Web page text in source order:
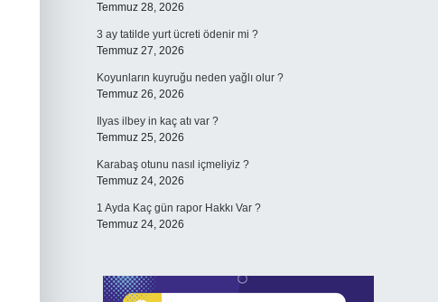
Temmuz 28, 2026
3 ay tatilde yurt ücreti ödenir mi ?
Temmuz 27, 2026
Koyunların kuyruğu neden yağlı olur ?
Temmuz 26, 2026
Ilyas ilbey in kaç atı var ?
Temmuz 25, 2026
Karabaş otunu nasıl içmeliyiz ?
Temmuz 24, 2026
1 Ayda Kaç gün rapor Hakkı Var ?
Temmuz 24, 2026